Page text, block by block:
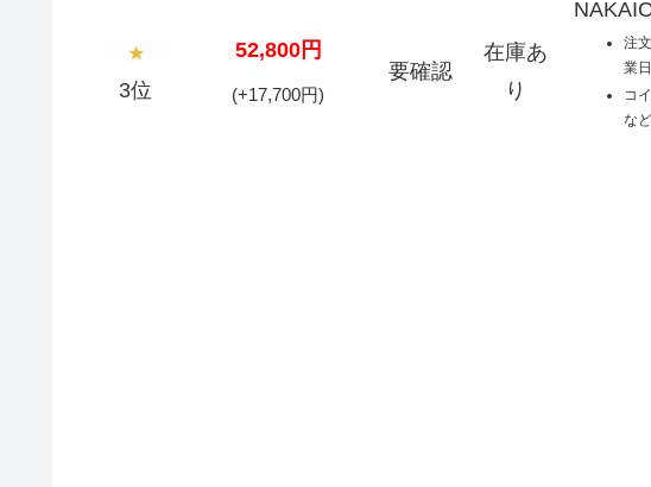
3位
52,800円
(+17,700円)
要確認
在庫あ
り
注
業
コ
な